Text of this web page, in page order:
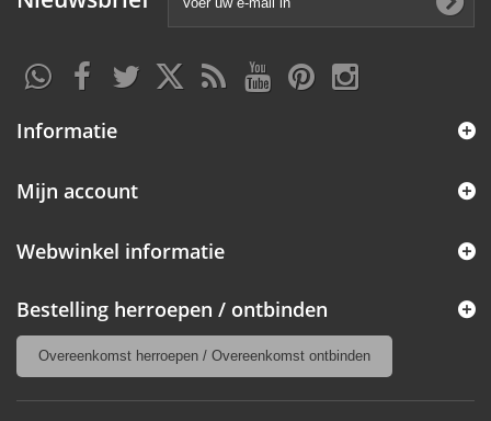
Informatie
Mijn account
Webwinkel informatie
Bestelling herroepen / ontbinden
Overeenkomst herroepen / Overeenkomst ontbinden